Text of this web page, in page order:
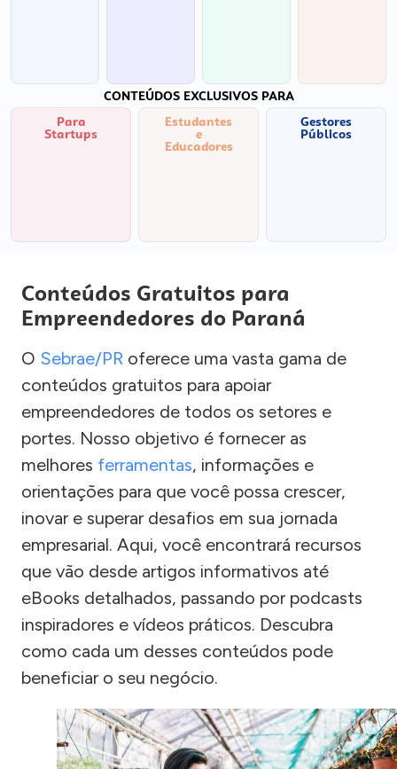
CONTEÚDOS EXCLUSIVOS PARA
Para
Startups
Estudantes
e
Educadores
Gestores
Públicos
Conteúdos Gratuitos para
Empreendedores do Paraná
O Sebrae/PR oferece uma vasta gama de
conteúdos gratuitos para apoiar
empreendedores de todos os setores e
portes. Nosso objetivo é fornecer as
melhores ferramentas, informações e
orientações para que você possa crescer,
inovar e superar desafios em sua jornada
empresarial. Aqui, você encontrará recursos
que vão desde artigos informativos até
eBooks detalhados, passando por podcasts
inspiradores e vídeos práticos. Descubra
como cada um desses conteúdos pode
beneficiar o seu negócio.